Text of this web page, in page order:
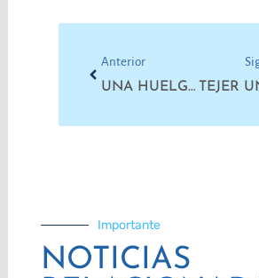
Anterior
UNA HUELGA NACIENDO DE CADA CUERPO
Importante
NOTICIAS